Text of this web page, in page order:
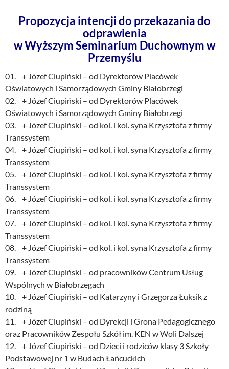
Propozycja intencji do przekazania do
odprawienia
w Wyższym Seminarium Duchownym w
Przemyślu
01. + Józef Ciupiński – od Dyrektorów Placówek
Oświatowych i Samorządowych Gminy Białobrzegi
02. + Józef Ciupiński – od Dyrektorów Placówek
Oświatowych i Samorządowych Gminy Białobrzegi
03. + Józef Ciupiński – od kol. i kol. syna Krzysztofa z firmy
Transsystem
04. + Józef Ciupiński – od kol. i kol. syna Krzysztofa z firmy
Transsystem
05. + Józef Ciupiński – od kol. i kol. syna Krzysztofa z firmy
Transsystem
06. + Józef Ciupiński – od kol. i kol. syna Krzysztofa z firmy
Transsystem
07. + Józef Ciupiński – od kol. i kol. syna Krzysztofa z firmy
Transsystem
08. + Józef Ciupiński – od kol. i kol. syna Krzysztofa z firmy
Transsystem
09. + Józef Ciupiński – od pracowników Centrum Usług
Wspólnych w Białobrzegach
10. + Józef Ciupiński – od Katarzyny i Grzegorza Łuksik z
rodziną
11. + Józef Ciupiński – od Dyrekcji i Grona Pedagogicznego
oraz Pracowników Zespołu Szkół im. KEN w Woli Dalszej
12. + Józef Ciupiński – od Dzieci i rodziców klasy 3 Szkoły
Podstawowej nr 1 w Budach Łańcuckich